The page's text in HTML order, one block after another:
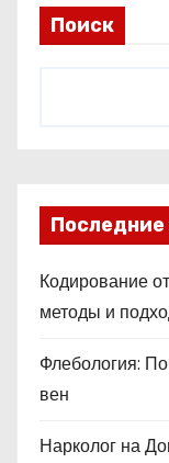
Поиск
Последние
Кодирование
методы и
Флебология:
вен
Нарколог на